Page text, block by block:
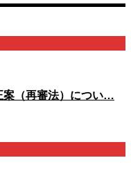
（再審法）につい…